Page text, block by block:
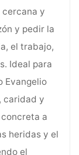
y
y pedir la
el trabajo,
Ideal para
Evangelio
caridad y
a
heridas y el
el